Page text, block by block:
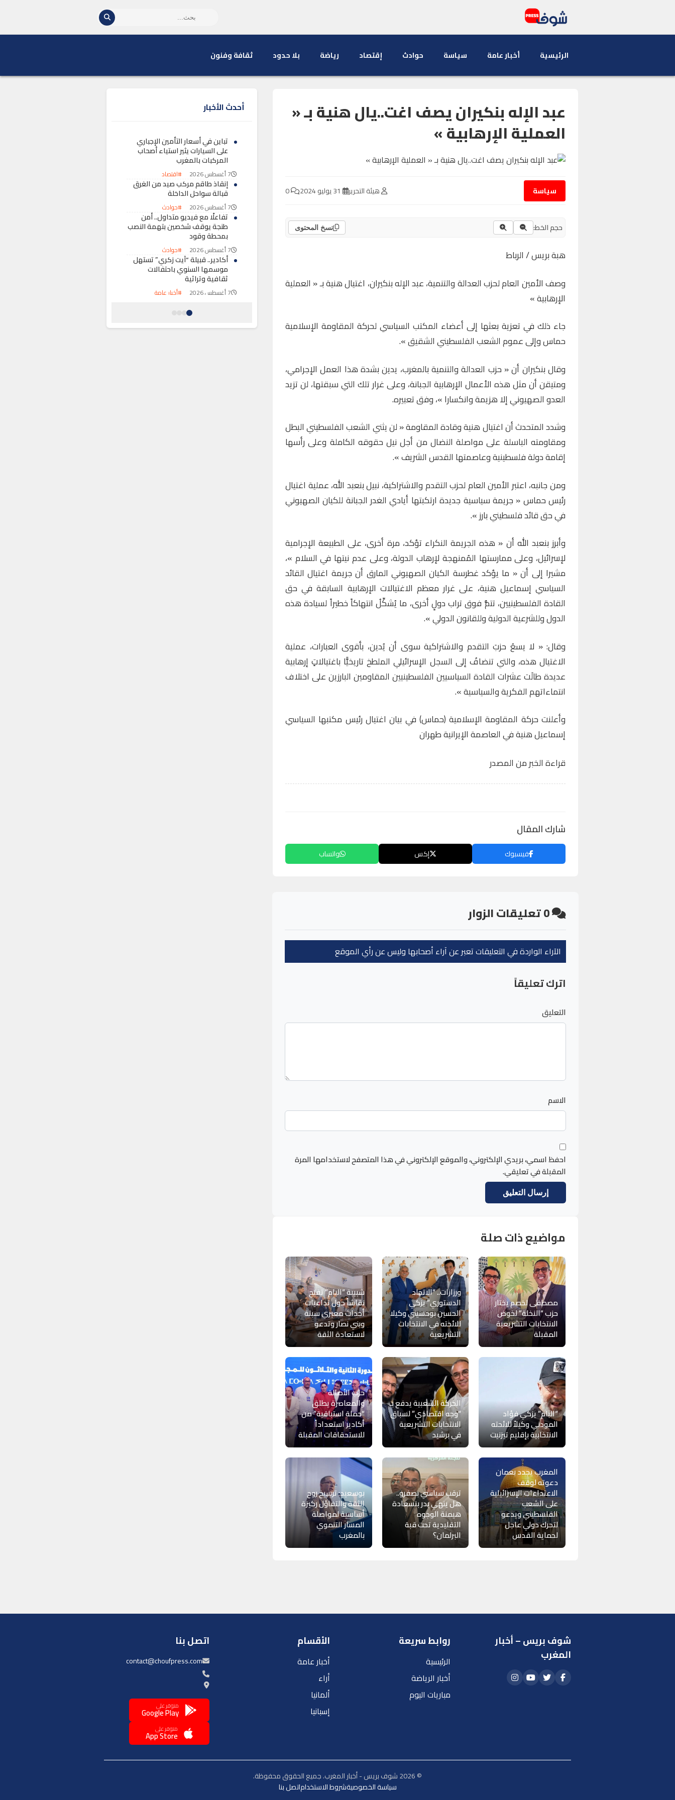
الرئيسية أخبار عامة سياسة حوادث إقتصاد رياضة بلا حدود ثقافة وفنون
عبد الإله بنكيران يصف اغت..يال هنية بـ «
العملية الإرهابية »
سياسة هيئة التحرير
حجم الخط: نسخ المحتوى
هبة بريس / الرباط
وصف الأمين العام لحزب العدالة والتنمية، عبد الإله بنكيران، اغتيال هنية بـ « العملية
الإرهابية »
جاء ذلك في تعزية بعثها إلى أعضاء المكتب السياسي لحركة المقاومة الإسلامية
حماس وإلى عموم الشعب الفلسطيني الشقيق ».
وقال بنكيران أن « حزب العدالة والتنمية بالمغرب، يدين بشدة هذا العمل الإجرامي،
ومتيقن أن مثل هذه الأعمال الإرهابية الجبانة، وعلى غرار تلك التي سبقتها، لن تزيد
العدو الصهيوني إلا هزيمة وانكسارا »، وفق تعبيره.
وشدد المتحدث أن اغتيال هنية وقادة المقاومة « لن يثني الشعب الفلسطيني البطل
ومقاومته الباسلة على مواصلة النضال من أجل نيل حقوقه الكاملة وعلى رأسها
إقامة دولة فلسطينية وعاصمتها القدس الشريف ».
ومن جانبه، اعتبر الأمين العام لحزب التقدم والاشتراكية، نبيل بنعبد الله، عملية اغتيال
رئيس حماس « جريمة سياسية جديدة ارتكبتها أيادي الغدر الجبانة للكيان الصهيوني
في حق قائد فلسطيني بارز ».
وأبرز بنعبد الله أن « هذه الجريمة النكراء تؤكد، مرة أخرى، على الطبيعة الإجرامية
لإسرائيل، وعلى ممارستها المُمنهجة لإرهاب الدولة، وعلى عدم نيتها في السلام »،
مشيرا إلى أن « ما يؤكد غطرسة الكيان الصهيوني المارق أن جريمة اغتيال القائد
السياسي إسماعيل هنية، على غرار معظم الاغتيالات الإرهابية السابقة في حق
القادة الفلسطينيين، تتمُّ فوق تراب دولٍ أخرى، ما يُشكِّلُ انتهاكاً خطيراً لسيادة هذه
الدول وللشرعية الدولية وللقانون الدولي ».
وقال: « لا يسعُ حزبَ التقدم والاشتراكية سوى أن يُدين، بأقوى العبارات، عملية
الاغتيال هذه، والتي تنضافُ إلى السجل الإسرائيلي الملطخ تاريخيًّا باغتيالاتٍ إرهابية
عديدة طالَت عشرات القادة السياسيين الفلسطينيين المقاومين البارزين على اختلاف
انتماءاتهم الفكرية والسياسية ».
وأعلنت حركة المقاومة الإسلامية (حماس) في بيان اغتيال رئيس مكتبها السياسي
إسماعيل هنية في العاصمة الإيرانية طهران
قراءة الخبر من المصدر
شارك المقال
فيسبوك إكس واتساب
0تعليقات الزوار
الآراء الواردة في التعليقات تعبر عن آراء أصحابها وليس عن رأي الموقع
اترك تعليقاً
التعليق
الاسم
احفظ اسمي، بريدي الإلكتروني، والموقع الإلكتروني في هذا المتصفح لاستخدامها المرة
المقبلة في تعليقي.
مواضيع ذات صلة
مصطفى لخصم يختار
حزب “النخلة” لخوض
الانتخابات التشريعية
المقبلة
ورزازات.. “الاتحاد
الدستوري” يزكي
الحسين بوحسيني وكيلا
للائحته في الانتخابات
التشريعية
شبيبة “البام” تفتح
نقاشاً حول تداعيات
أحداث معبري سبتة
وبني نصار وتدعو
لاستعادة الثقة
“البام” يزكي فؤاد
المودني وكيلاً للائحته
الانتخابية بإقليم تيزنيت
الحركة الشعبية يدفع بـ
“وجه اقتصادي” لسباق
الانتخابات التشريعية
في برشيد
حزب الأصالة
والمعاصرة يطلق
“حملة استباقية” من
أكادير استعداداً
للاستحقاقات المقبلة
المغرب يجدد بعمان
دعوته لوقف
الاعتداءات الإسرائيلية
على الشعب
الفلسطيني ويدعو
لتحرك دولي عاجل
لحماية القدس
ترقب سياسي بصفرو..
هل ينهي بدر بنسعادة
هيمنة الوجوه
التقليدية تحت قبة
البرلمان؟
بوسعيد: ترسيخ روح
الثقة والتفاؤل ركيزة
أساسية لمواصلة
المسار التنموي
بالمغرب
أحدث الأخبار
تباين في أسعار التأمين الإجباري
على السيارات يثير استياء أصحاب
المركبات بالمغرب
7 أغسطس 2026 #اقتصاد
إنقاذ طاقم مركب صيد من الغرق
قبالة سواحل الداخلة
7 أغسطس 2026 #حوادث
تفاعلًا مع فيديو متداول.. أمن
طنجة يوقف شخصين بتهمة النصب
بمحطة وقود
7 أغسطس 2026 #حوادث
أكادير.. قبيلة “آيت زكري” تستهل
موسمها السنوي باحتفالات
ثقافية وتراثية
7 أغسطس 2026 #أخبار عامة
حافلات النقل الحضري بتمويل بنكي
شوف بريس – أخبار
المغرب
روابط سريعة
الرئيسية
أخبار الرياضة
مباريات اليوم
الأقسام
أخبار عامة
أراء
ألمانيا
إسبانيا
اتصل بنا
contact@choufpress.com
متوفر على
Google Play
متوفر على
App Store
© 2026 شوف بريس - أخبار المغرب. جميع الحقوق محفوظة.
سياسة الخصوصيةشروط الاستخداماتصل بنا